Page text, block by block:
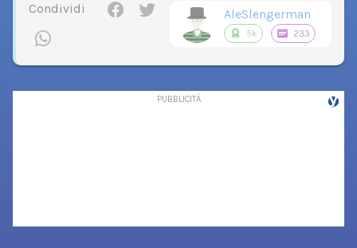
Condividi AleSlengerman
5k 233